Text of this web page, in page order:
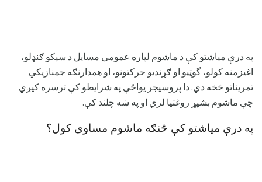
په درې میاشتو کې د ماشوم لپاره عمومي مسایل د سپکو ګنډلو،
اغیزمنه کولو، گوټیو او ګړندیو حرکتونو، او همدارنګه جمنازیکي
تمریناتو څخه دي. دا پروسیجر یواځې په شرایطو کې ترسره کیږي
چې ماشوم بشپړ روغتیا لري او په ښه چلند کې.
په درې میاشتو کې څنګه ماشوم مساوی کول؟